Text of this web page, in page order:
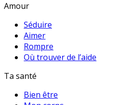
Amour
Séduire
Aimer
Rompre
Où trouver de l’aide
Ta santé
Bien être